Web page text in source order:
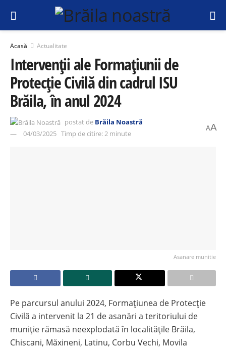
Acasă Actualitate
Intervenții ale Formațiunii de
Protecție Civilă din cadrul ISU
Brăila, în anul 2024
postat de Brăila Noastră
04/03/2025 Timp de citire: 2 minute
AA
Asanare munitie
Pe parcursul anului 2024, Formaţiunea de Protecţie
Civilă a intervenit la 21 de asanări a teritoriului de
muniţie rămasă neexplodată în localităţile Brăila,
Chiscani, Măxineni, Latinu, Corbu Vechi, Movila